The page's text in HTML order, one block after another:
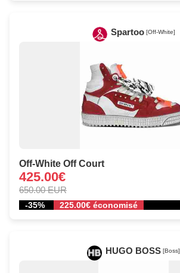
Spartoo [Off-White]
Off-White Off Court
425.00€
650.00 EUR
-35% 225.00€ économisé
HUGO BOSS [Boss]